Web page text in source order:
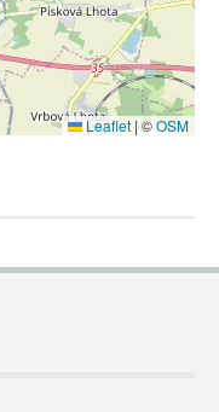
Leaflet | ©OSM